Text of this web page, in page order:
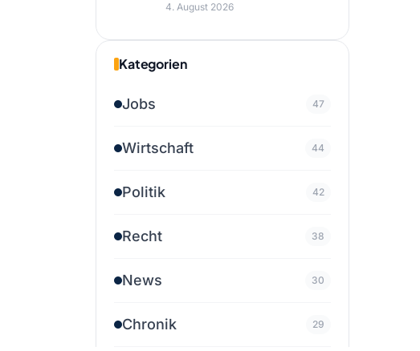
4. August 2026
Kategorien
Jobs 47
Wirtschaft 44
Politik 42
Recht 38
News 30
Chronik 29